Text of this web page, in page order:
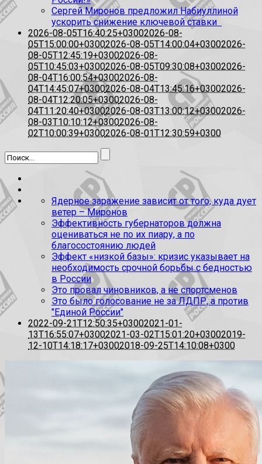
Сергей Миронов предложил Набиуллиной
ускорить снижение ключевой ставки
2026-08-05T16:40:25+03002026-08-
05T15:00:00+03002026-08-05T14:00:04+03002026-
08-05T12:45:19+03002026-08-
05T10:45:03+03002026-08-05T09:30:08+03002026-
08-04T16:00:54+03002026-08-
04T14:45:07+03002026-08-04T13:45:16+03002026-
08-04T12:20:05+03002026-08-
04T11:20:40+03002026-08-03T13:00:12+03002026-
08-03T10:10:12+03002026-08-
02T10:00:39+03002026-08-01T12:30:59+0300
Ядерное заражение зависит от того, куда дует
ветер – Миронов
Эффективность губернаторов должна
оцениваться не по их пиару, а по
благосостоянию людей
Эффект «низкой базы»: кризис указывает на
необходимость срочной борьбы с бедностью
в России
Это провал чиновников, а не спортсменов
Это было голосование не за ЛДПР, а против
"Единой России"
2022-09-21T12:50:35+03002021-01-
13T16:55:07+03002021-03-02T15:01:20+03002019-
12-10T14:18:17+03002018-09-25T14:10:08+0300